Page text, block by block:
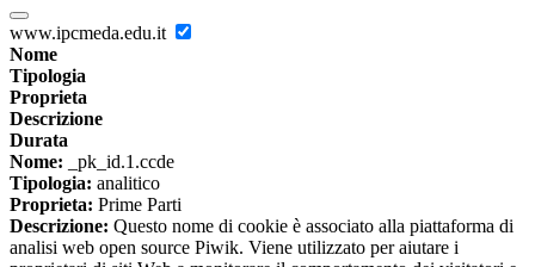
www.ipcmeda.edu.it
Nome
Tipologia
Proprieta
Descrizione
Durata
Nome: _pk_id.1.ccde
Tipologia: analitico
Proprieta: Prime Parti
Descrizione: Questo nome di cookie è associato alla piattaforma di
analisi web open source Piwik. Viene utilizzato per aiutare i